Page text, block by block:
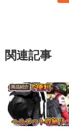
関連記事
商品紹介